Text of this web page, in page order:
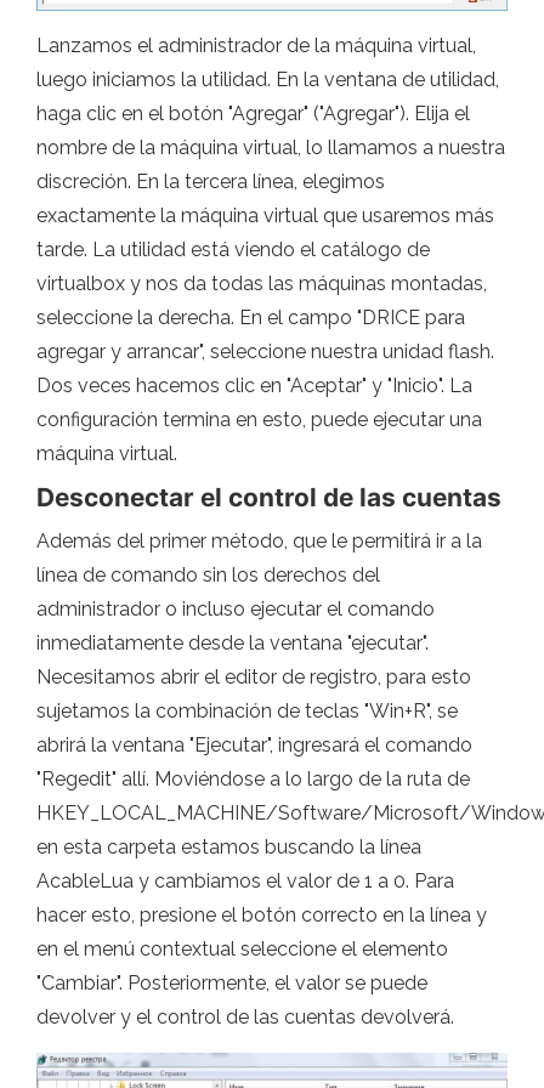
Lanzamos el administrador de la máquina virtual,
luego iniciamos la utilidad. En la ventana de utilidad,
haga clic en el botón "Agregar" ("Agregar"). Elija el
nombre de la máquina virtual, lo llamamos a nuestra
discreción. En la tercera línea, elegimos
exactamente la máquina virtual que usaremos más
tarde. La utilidad está viendo el catálogo de
virtualbox y nos da todas las máquinas montadas,
seleccione la derecha. En el campo "DRICE para
agregar y arrancar", seleccione nuestra unidad flash.
Dos veces hacemos clic en "Aceptar" y "Inicio". La
configuración termina en esto, puede ejecutar una
máquina virtual.
Desconectar el control de las cuentas
Además del primer método, que le permitirá ir a la
línea de comando sin los derechos del
administrador o incluso ejecutar el comando
inmediatamente desde la ventana "ejecutar".
Necesitamos abrir el editor de registro, para esto
sujetamos la combinación de teclas "Win+R", se
abrirá la ventana "Ejecutar", ingresará el comando
"Regedit" allí. Moviéndose a lo largo de la ruta de
HKEY_LOCAL_MACHINE/Software/Microsoft/
en esta carpeta estamos buscando la línea
AcableLua y cambiamos el valor de 1 a 0. Para
hacer esto, presione el botón correcto en la línea y
en el menú contextual seleccione el elemento
"Cambiar". Posteriormente, el valor se puede
devolver y el control de las cuentas devolverá.